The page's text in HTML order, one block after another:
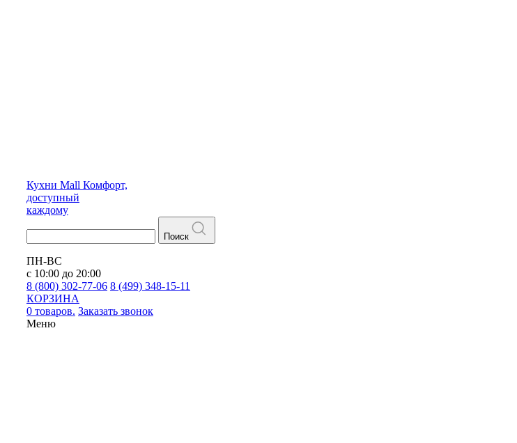
Кухни Mall Комфорт,
доступный
каждому
Поиск
ПН-ВС
с 10:00 до 20:00
8 (800) 302-77-06 8 (499) 348-15-11
КОРЗИНА
0 товаров. Заказать звонок
Меню